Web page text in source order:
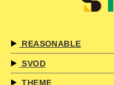
REASONABLE
SVOD
THEME